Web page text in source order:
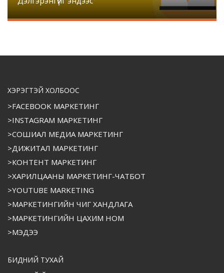
ХЭРЭГТЭЙ ХОЛБООС
>FACEBOOK МАРКЕТИНГ
>INSTAGRAM МАРКЕТИНГ
>СОШИАЛ МЕДИА МАРКЕТИНГ
>ДИЖИТАЛ МАРКЕТИНГ
>КОНТЕНТ МАРКЕТИНГ
>ХАРИЛЦААНЫ МАРКЕТИНГ-ЧАТБОТ
>YOUTUBE MARKETING
>МАРКЕТИНГИЙН ЧИГ ХАНДЛАГА
>МАРКЕТИНГИЙН ЦАХИМ НОМ
>МЭДЭЭ
БИДНИЙ ТУХАЙ